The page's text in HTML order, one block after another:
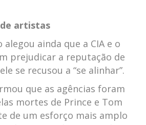
artistas
ainda que a CIA e o
prejudicar a reputação de
se recusou a “se alinhar”.
que as agências foram
mortes de Prince e Tom
de um esforço mais amplo